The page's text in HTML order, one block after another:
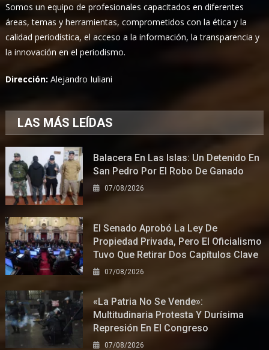
Somos un equipo de profesionales capacitados en diferentes
áreas, temas y herramientas, comprometidos con la ética y la
calidad periodística, el acceso a la información, la transparencia y
la innovación en el periodismo.
Dirección:Alejandro Iuliani
LAS MÁS LEÍDAS
Balacera En Las Islas: Un Detenido En
San Pedro Por El Robo De Ganado
07/08/2026
El Senado Aprobó La Ley De
Propiedad Privada, Pero El Oficialismo
Tuvo Que Retirar Dos Capítulos Clave
07/08/2026
«La Patria No Se Vende»:
Multitudinaria Protesta Y Durísima
Represión En El Congreso
07/08/2026